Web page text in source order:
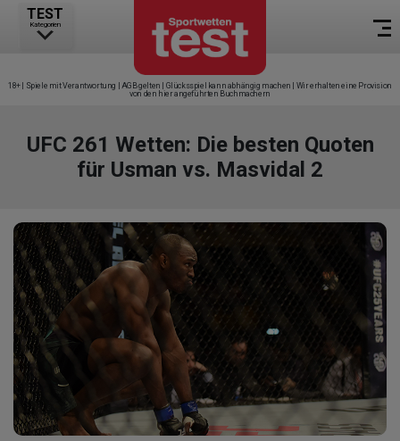
TEST
Kategorien
18+ | Spiele mit Verantwortung | AGB gelten | Glücksspiel kann abhängig machen | Wir erhalten eine Provision
von den hier angeführten Buchmachern
UFC 261 Wetten: Die besten Quoten
für Usman vs. Masvidal 2